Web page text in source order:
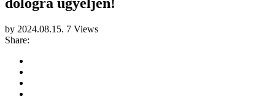
by 2024.08.15. 7 Views
Share: